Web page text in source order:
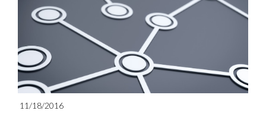
11/18/2016